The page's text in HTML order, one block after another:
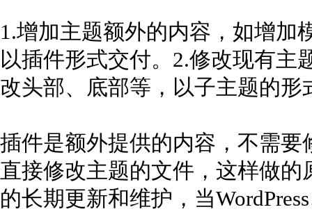
1.增加主题额外的内容，如增加
以插件形式交付。2.修改现有主
改头部、底部等，以子主题的形
插件是额外提供的内容，不需
直接修改主题的文件，这样做
的长期更新和维护，当